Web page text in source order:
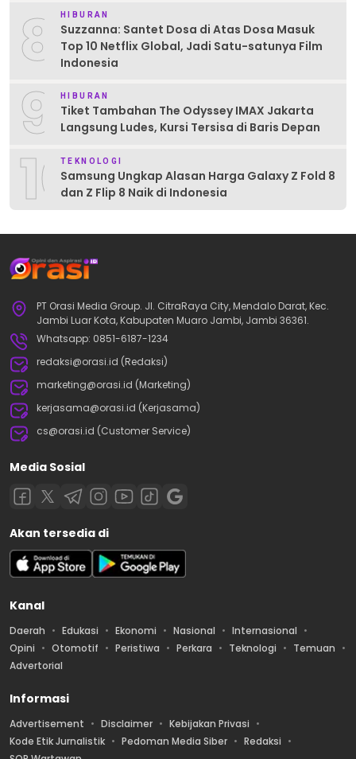
8 HIBURAN
Suzzanna: Santet Dosa di Atas Dosa Masuk
Top 10 Netflix Global, Jadi Satu-satunya Film
Indonesia
9 HIBURAN
Tiket Tambahan The Odyssey IMAX Jakarta
Langsung Ludes, Kursi Tersisa di Baris Depan
10TEKNOLOGI
Samsung Ungkap Alasan Harga Galaxy Z Fold 8
dan Z Flip 8 Naik di Indonesia
PT Orasi Media Group. Jl. CitraRaya City, Mendalo Darat, Kec.
Jambi Luar Kota, Kabupaten Muaro Jambi, Jambi 36361.
Whatsapp: 0851-6187-1234
redaksi@orasi.id (Redaksi)
marketing@orasi.id (Marketing)
kerjasama@orasi.id (Kerjasama)
cs@orasi.id (Customer Service)
Media Sosial
Akan tersedia di
Kanal
Daerah Edukasi Ekonomi Nasional
Internasional
Opini
Otomotif Peristiwa Perkara Teknologi
Temuan
Advertorial
Informasi
Advertisement Disclaimer
Kebijakan Privasi
Kode Etik Jurnalistik
Pedoman Media Siber
Redaksi